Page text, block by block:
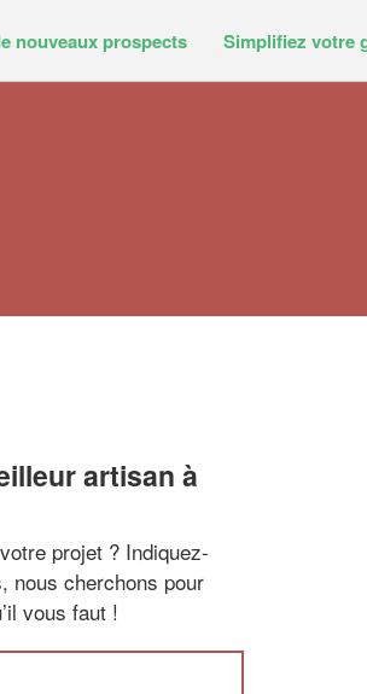
nouveaux prospects Simplifiez votre
artisan à
projet ? Indiquez-
nous cherchons pour
vous faut !